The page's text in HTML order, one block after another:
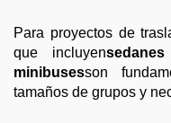
Para proyectos de
que incluyen
minibusesson
tamaños de grupos y